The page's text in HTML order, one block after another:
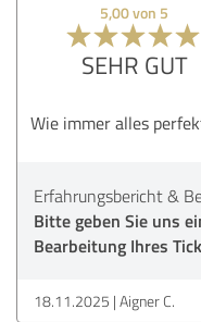
5,00 von 5
SEHR GUT
Wie immer alles
Erfahrungsbericht &
Bitte geben Sie uns
Bearbeitung Ihres
18.11.2025 Aigner C.